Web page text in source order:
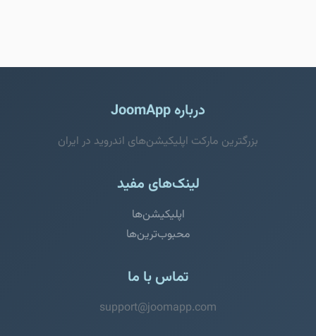
درباره JoomApp
بزرگترین مارکت اپلیکیشن‌های اندروید در ایران
لینک‌های مفید
اپلیکیشن‌ها
محبوب‌ترین‌ها
تماس با ما
support@joomapp.com